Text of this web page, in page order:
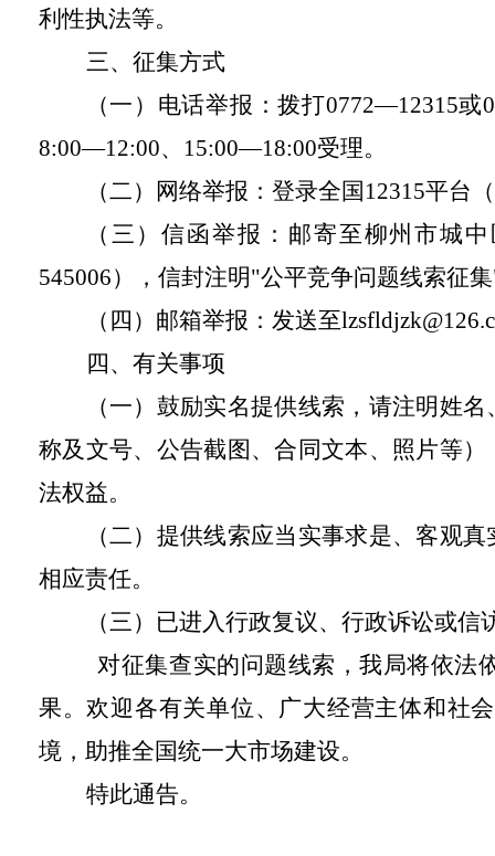
利性执法等。
三、征集方式
（一）电话举报：拨打0772—12315
8:00—12:00、15:00—18:00受理。
（二）网络举报：登录全国12315平台
（三）信函举报：邮寄至柳州市城
545006），信封注明"公平竞争问题线索征
（四）邮箱举报：发送至
四、有关事项
（一）鼓励实名提供线索，请注明姓
称及文号、公告截图、合同文本、照片等
法权益。
（二）提供线索应当实事求是、客观
相应责任。
（三）已进入行政复议、行政诉讼或
对征集查实的问题线索，我局将依法
果。欢迎各有关单位、广大经营主体和社
境，助推全国统一大市场建设。
特此通告。